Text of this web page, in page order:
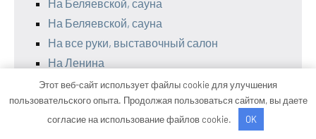
На Беляевской, сауна
На Беляевской, сауна
На все руки, выставочный салон
На Ленина
НАО автосервис
Наутилус, баня
НБ, сауна
Этот веб-сайт использует файлы cookie для улучшения
пользовательского опыта. Продолжая пользоваться сайтом, вы даете
согласие на использование файлов cookie.
OK